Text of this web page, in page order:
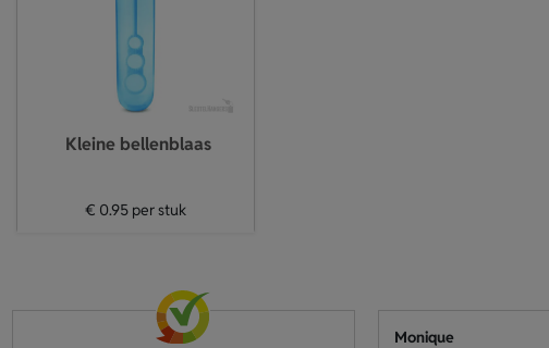
Kleine bellenblaas
€ 0.95 per stuk
Monique